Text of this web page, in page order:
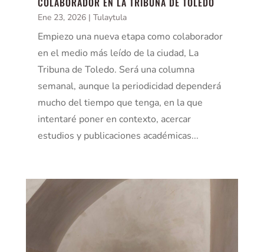
Ene 23, 2026| Tulaytula
Empiezo una nueva etapa como colaborador
en el medio más leído de la ciudad, La
Tribuna de Toledo. Será una columna
semanal, aunque la periodicidad dependerá
mucho del tiempo que tenga, en la que
intentaré poner en contexto, acercar
estudios y publicaciones académicas...